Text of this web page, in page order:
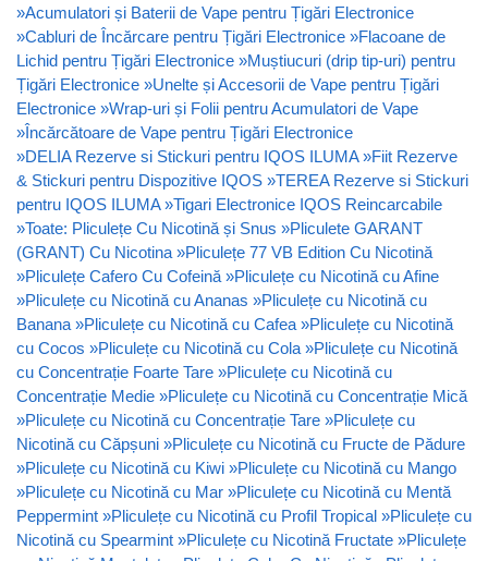
»Acumulatori și Baterii de Vape pentru Țigări Electronice
»Cabluri de Încărcare pentru Țigări Electronice »Flacoane de
Lichid pentru Țigări Electronice »Muștiucuri (drip tip-uri) pentru
Țigări Electronice »Unelte și Accesorii de Vape pentru Țigări
Electronice »Wrap-uri și Folii pentru Acumulatori de Vape
»Încărcătoare de Vape pentru Țigări Electronice
»DELIA Rezerve si Stickuri pentru IQOS ILUMA »Fiit Rezerve
& Stickuri pentru Dispozitive IQOS »TEREA Rezerve si Stickuri
pentru IQOS ILUMA »Tigari Electronice IQOS Reincarcabile
»Toate: Pliculețe Cu Nicotină și Snus »Pliculete GARANT
(GRANT) Cu Nicotina »Pliculețe 77 VB Edition Cu Nicotină
»Pliculețe Cafero Cu Cofeină »Pliculețe cu Nicotină cu Afine
»Pliculețe cu Nicotină cu Ananas »Pliculețe cu Nicotină cu
Banana »Pliculețe cu Nicotină cu Cafea »Pliculețe cu Nicotină
cu Cocos »Pliculețe cu Nicotină cu Cola »Pliculețe cu Nicotină
cu Concentrație Foarte Tare »Pliculețe cu Nicotină cu
Concentrație Medie »Pliculețe cu Nicotină cu Concentrație Mică
»Pliculețe cu Nicotină cu Concentrație Tare »Pliculețe cu
Nicotină cu Căpșuni »Pliculețe cu Nicotină cu Fructe de Pădure
»Pliculețe cu Nicotină cu Kiwi »Pliculețe cu Nicotină cu Mango
»Pliculețe cu Nicotină cu Mar »Pliculețe cu Nicotină cu Mentă
Peppermint »Pliculețe cu Nicotină cu Profil Tropical »Pliculețe cu
Nicotină cu Spearmint »Pliculețe cu Nicotină Fructate »Pliculețe